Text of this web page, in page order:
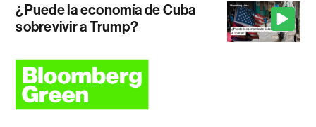
¿Puede la economía de Cuba
sobrevivir a Trump?